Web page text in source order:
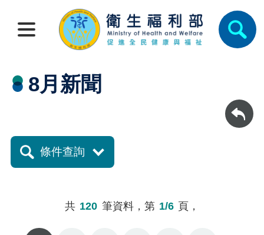
8月新聞
回上一頁
條件查詢
共 120 筆資料，第 1/6 頁，